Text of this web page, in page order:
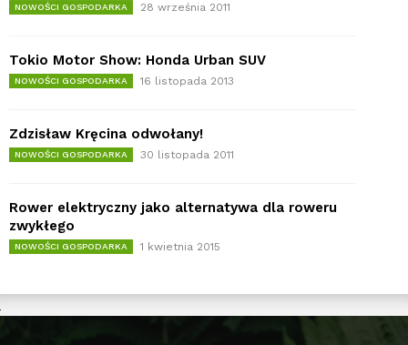
NOWOŚCI GOSPODARKA 28 września 2011
Tokio Motor Show: Honda Urban SUV
NOWOŚCI GOSPODARKA 16 listopada 2013
Zdzisław Kręcina odwołany!
NOWOŚCI GOSPODARKA 30 listopada 2011
Rower elektryczny jako alternatywa dla roweru
zwykłego
NOWOŚCI GOSPODARKA 1 kwietnia 2015